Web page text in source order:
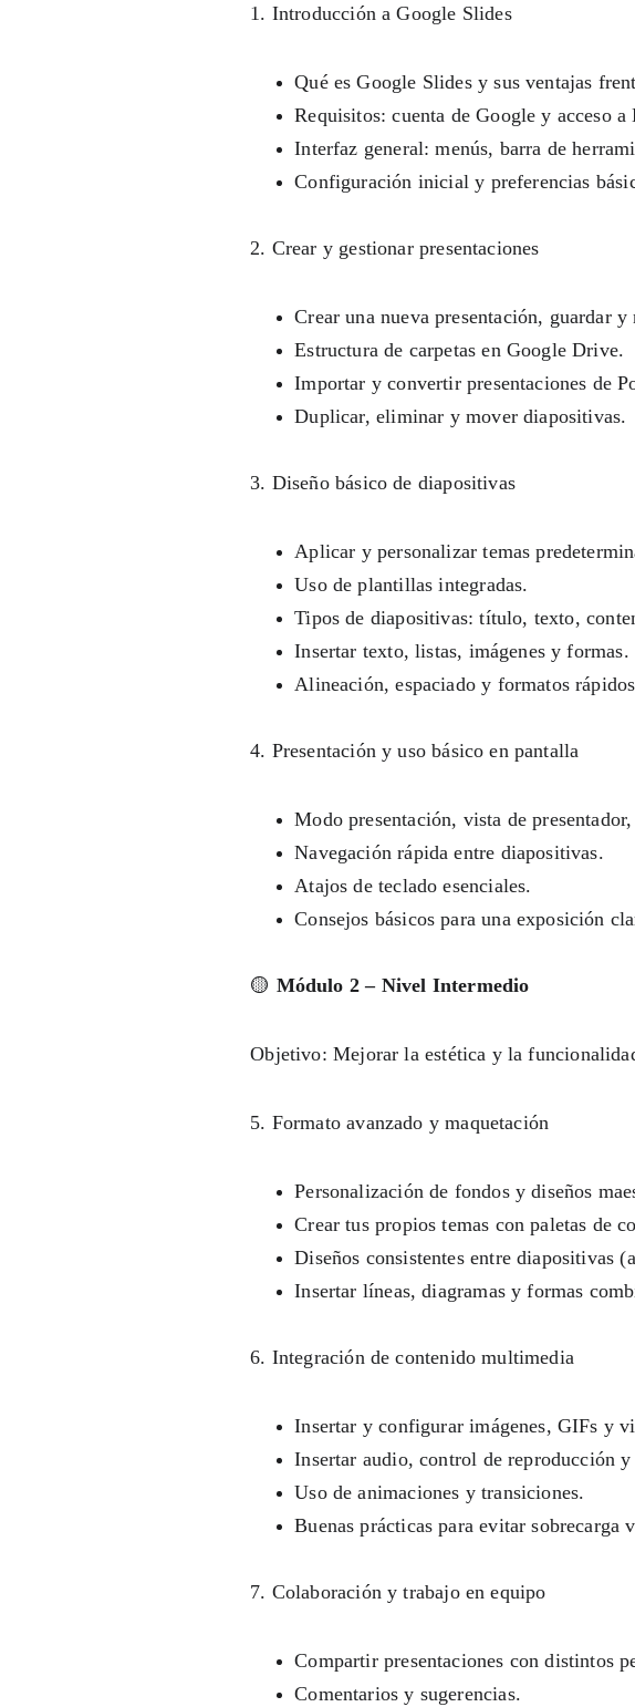
1. Introducción a Google Slides
Qué es Google Slides y sus ventajas
Requisitos: cuenta de Google y acceso a
Interfaz general: menús, barra de
Configuración inicial y preferencias
2. Crear y gestionar presentaciones
Crear una nueva presentación, guardar
Estructura de carpetas en Google Drive.
Importar y convertir presentaciones de
Duplicar, eliminar y mover diapositivas.
3. Diseño básico de diapositivas
Aplicar y personalizar temas
Uso de plantillas integradas.
Tipos de diapositivas: título, texto,
Insertar texto, listas, imágenes y formas.
Alineación, espaciado y formatos
4. Presentación y uso básico en pantalla
Modo presentación, vista de
Navegación rápida entre diapositivas.
Atajos de teclado esenciales.
Consejos básicos para una exposición
🟡 Módulo 2 – Nivel Intermedio
Objetivo: Mejorar la estética y la
5. Formato avanzado y maquetación
Personalización de fondos y diseños
Crear tus propios temas con paletas de
Diseños consistentes entre diapositivas
Insertar líneas, diagramas y formas
6. Integración de contenido multimedia
Insertar y configurar imágenes, GIFs y
Insertar audio, control de reproducción y
Uso de animaciones y transiciones.
Buenas prácticas para evitar sobrecarga
7. Colaboración y trabajo en equipo
Compartir presentaciones con distintos
Comentarios y sugerencias.